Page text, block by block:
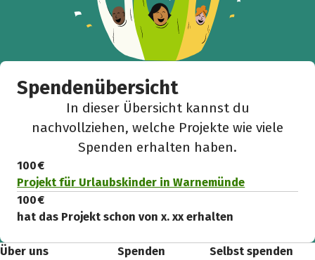
Spendenübersicht
In dieser Übersicht kannst du
nachvollziehen, welche Projekte wie viele
Spenden erhalten haben.
100 €
Projekt für Urlaubskinder in Warnemünde
100 €
hat das Projekt schon von x. xx erhalten
Über uns
Spenden
Selbst spenden